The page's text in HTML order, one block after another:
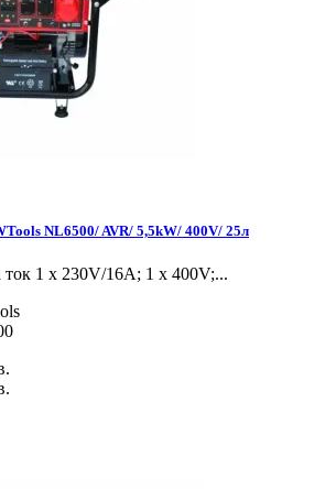
NL6500/ AVR/ 5,5kW/ 400V/ 25л
ток 1 x 230V/16A; 1 x 400V;...